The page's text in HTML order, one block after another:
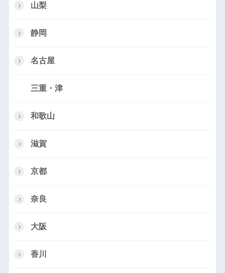
山梨
静岡
名古屋
三重・津
和歌山
滋賀
京都
奈良
大阪
香川